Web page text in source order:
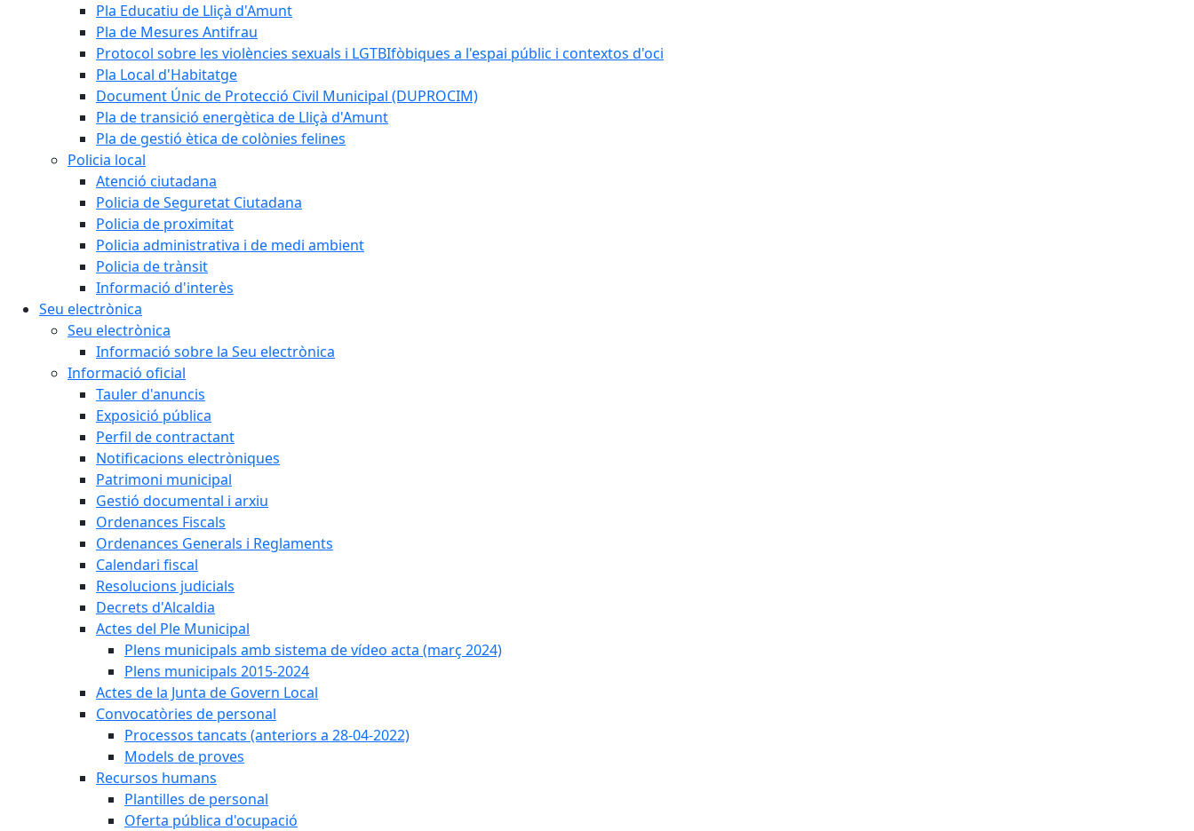
Pla Educatiu de Lliçà d'Amunt
Pla de Mesures Antifrau
Protocol sobre les violències sexuals i LGTBIfòbiques a l'espai públic i contextos d'oci
Pla Local d'Habitatge
Document Únic de Protecció Civil Municipal (DUPROCIM)
Pla de transició energètica de Lliçà d'Amunt
Pla de gestió ètica de colònies felines
Policia local
Atenció ciutadana
Policia de Seguretat Ciutadana
Policia de proximitat
Policia administrativa i de medi ambient
Policia de trànsit
Informació d'interès
Seu electrònica
Seu electrònica
Informació sobre la Seu electrònica
Informació oficial
Tauler d'anuncis
Exposició pública
Perfil de contractant
Notificacions electròniques
Patrimoni municipal
Gestió documental i arxiu
Ordenances Fiscals
Ordenances Generals i Reglaments
Calendari fiscal
Resolucions judicials
Decrets d'Alcaldia
Actes del Ple Municipal
Plens municipals amb sistema de vídeo acta (març 2024)
Plens municipals 2015-2024
Actes de la Junta de Govern Local
Convocatòries de personal
Processos tancats (anteriors a 28-04-2022)
Models de proves
Recursos humans
Plantilles de personal
Oferta pública d'ocupació